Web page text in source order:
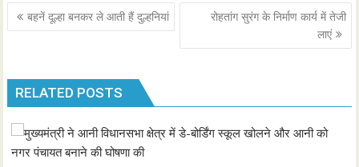
Post
navigation
बहनें दूल्हा बनकर ले आती हैं दुल्हनियां
रोहतांग सुरंग के निर्माण कार्य में तेजी
लाएं
RELATED POSTS